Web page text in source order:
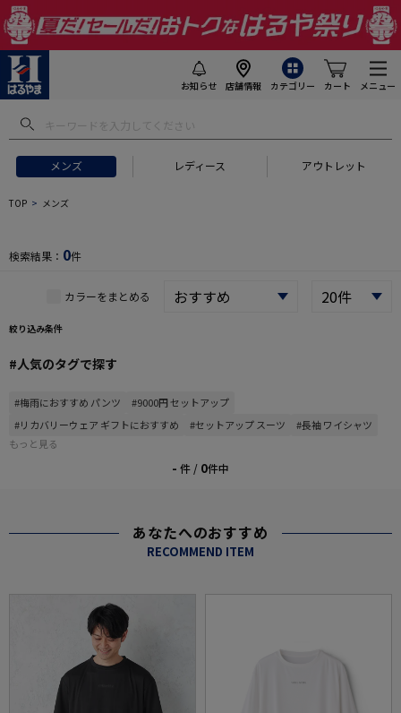
お知らせ 店舗情報 カテゴリー カート メニュー
メンズ レディース アウトレット
フトにおすすめ #セットアップ スーツ
TOP メンズ
検索結果： 0件
カラーをまとめる
絞り込み条件
#人気のタグで探す
#梅雨におすすめ パンツ
#9000円 セットアップ
#リカバリーウェア ギフトにおすすめ
#セットアップ スーツ
#長袖 ワイシャツ
もっと見る
- 件 / 0件中
あなたへのおすすめ
RECOMMEND ITEM